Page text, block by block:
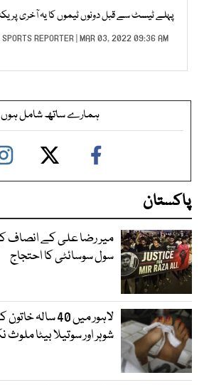
پہلے ٹیسٹ سے قبل دونوں ٹیموں کا یہ آخری
SPORTS REPORTER| MAR 03, 2022 09:36 AM |
ہمارے ساتھ شامل ہوں
پاکستان
میر رضا علی کے انصاف
سول سوسائٹی کا احتجاج
لاہور میں 40
شوہر اور سوتیلا بیٹا